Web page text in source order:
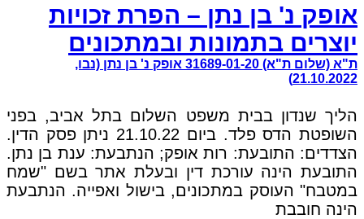
אופק נ' בן נתן – הפרת זכויות
יוצרים בתמונות ובמתכונים
ת"א (שלום ת"א) 31689-01-20 אופק נ' בן נתן (נבו,
21.10.2022)
הליך שנדון בבית משפט השלום בתל אביב, בפני
השופטת הדס פלד. ביום 21.10.22 ניתן פסק הדין.
הצדדים: התובעת: רות אופק; הנתבעת: ענת בן נתן.
התובעת הינה עורכת דין ובעלת אתר בשם "שמח
במטבח" העוסק במתכונים, בישול ואפייה. הנתבעת
הינה חובבת